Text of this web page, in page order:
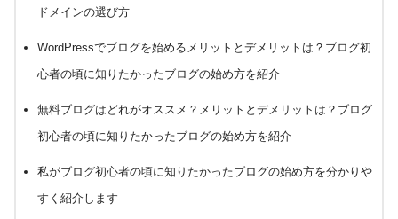
ドメインの選び方
WordPressでブログを始めるメリットとデメリットは？ブログ初
心者の頃に知りたかったブログの始め方を紹介
無料ブログはどれがオススメ？メリットとデメリットは？ブログ
初心者の頃に知りたかったブログの始め方を紹介
私がブログ初心者の頃に知りたかったブログの始め方を分かりや
すく紹介します